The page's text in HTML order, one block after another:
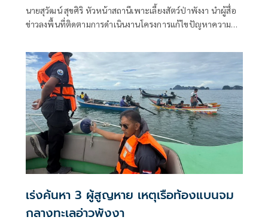
นายสุวัฒน์ สุขศิริ หัวหน้าสถานีเพาะเลี้ยงสัตว์ป่าพังงา นำผู้สื่อ
ข่าวลงพื้นที่ติดตามการดำเนินงานโครงการแก้ไขปัญหาความ
บริหารพื้นที่อนุรักษ์ที่ 5 (นครศรีธรรมราช) กรมอุทยานแห่ง
ชาติ สัตว์ป่า และพันธุ์พืช ดำเนินการควบคุมประชากรลิงแสม
ด้วยวิธีการทำหมัน เพื่อแก้ไขปัญหาลิงเพิ่มจำนวนอย่างรวดเร็ว
ลดผลกระทบต่อประชาชน นักท่องเที่ยว และป้องกันการแพร่
กระจายของโรคติดต่อจากลิงสู่คน
เร่งค้นหา 3 ผู้สูญหาย เหตุเรือท้องแบนจม
กลางทะเลอ่าวพังงา